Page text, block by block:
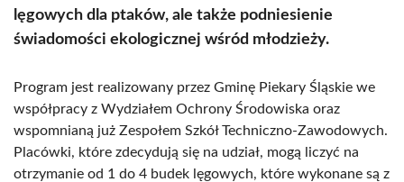
lęgowych dla ptaków, ale także podniesienie
świadomości ekologicznej wśród młodzieży.
Program jest realizowany przez Gminę Piekary Śląskie we
współpracy z Wydziałem Ochrony Środowiska oraz
wspomnianą już Zespołem Szkół Techniczno-Zawodowych.
Placówki, które zdecydują się na udział, mogą liczyć na
otrzymanie od 1 do 4 budek lęgowych, które wykonane są z